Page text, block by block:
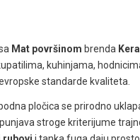
Mat površinom brenda
kuhinjama,
standarde kvaliteta.
pločica se prirodno
stroge kriterijume